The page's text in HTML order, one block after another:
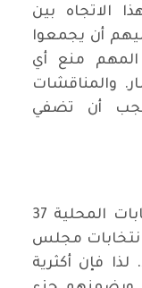
الاتجاه بين
أن يجمعوا
المهم منع أي
والمناقشات
يجب أن تضفي
بلغت نسبة المشاركة في الانتخابات المحلية 37
انتخابات مجلس
فقط. لذا فإن أكثرية